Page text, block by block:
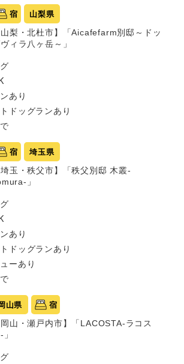
宿 山梨県
山梨・北杜市】「Aicafefarm別邸～ドッ
ィラ八ヶ岳～」
あり
ドッグランあり
宿 埼玉県
埼玉・秩父市】「秩父別邸 木叢-
」
あり
ドッグランあり
ーあり
山県 宿
岡山・瀬戸内市】「LACOSTA-ラコス
」